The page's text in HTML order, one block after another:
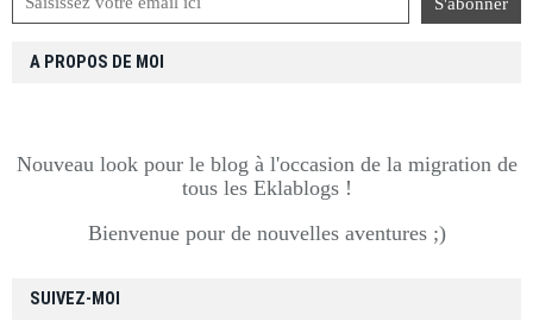
SUIVEZ-MOI
A PROPOS DE MOI
Nouveau look pour le blog à l'occasion de la migration de
tous les Eklablogs !
Bienvenue pour de nouvelles aventures ;)